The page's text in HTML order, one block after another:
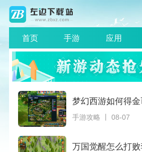
首页 手游 应用
梦幻西游如何得金
手游攻略 丨 08-07
万国觉醒怎么打